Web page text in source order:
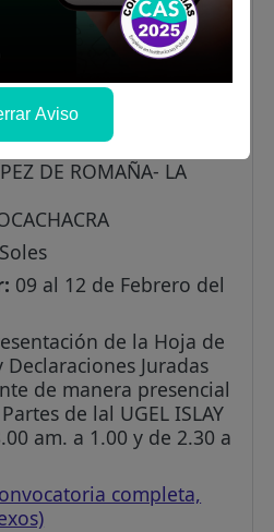
Y UST ARIZ -
PAUL - MOLLENDO
- MAT ARANI
DE ROMAÑA- LA
09 al 12 de Febrero del
de la Hoja de
Juradas
de manera presencial
de lal UGEL ISLAY
am. a 1.00 y de 2.30 a
completa,
Aviso